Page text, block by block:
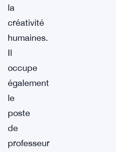
la
créativité
humaines.
Il
occupe
également
le
poste
de
professeur